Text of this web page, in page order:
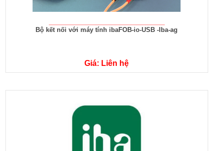
Bộ kết nối với máy tính ibaFOB-io-USB -Iba-ag
Giá: Liên hệ